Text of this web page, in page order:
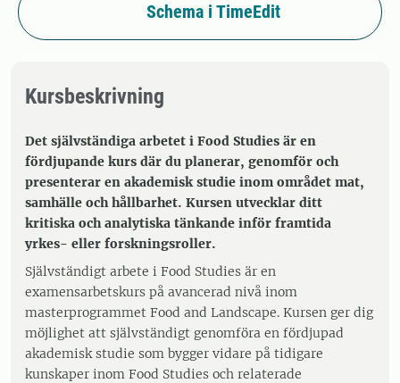
Schema i TimeEdit
Kursbeskrivning
Det självständiga arbetet i Food Studies är en
fördjupande kurs där du planerar, genomför och
presenterar en akademisk studie inom området mat,
samhälle och hållbarhet. Kursen utvecklar ditt
kritiska och analytiska tänkande inför framtida
yrkes- eller forskningsroller.
Självständigt arbete i Food Studies är en
examensarbetskurs på avancerad nivå inom
masterprogrammet Food and Landscape. Kursen ger dig
möjlighet att självständigt genomföra en fördjupad
akademisk studie som bygger vidare på tidigare
kunskaper inom Food Studies och relaterade